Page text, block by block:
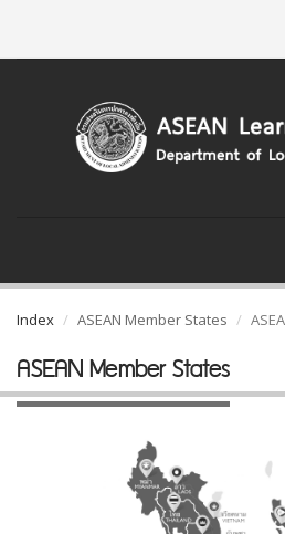
Index ASEAN Member States
ASEAN Member States